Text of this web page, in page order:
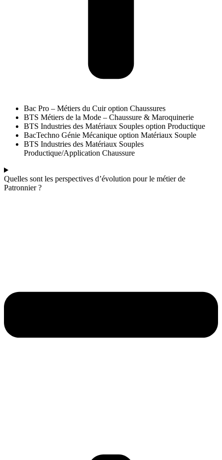
Bac Pro – Métiers du Cuir option Chaussures
BTS Métiers de la Mode – Chaussure & Maroquinerie
BTS Industries des Matériaux Souples option Productique
BacTechno Génie Mécanique option Matériaux Souple
BTS Industries des Matériaux Souples
Productique/Application Chaussure
Quelles sont les perspectives d’évolution pour le métier de
Patronnier ?